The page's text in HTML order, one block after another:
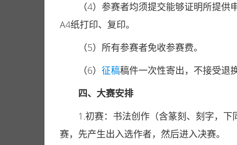
（4）参赛者均须提交能够证明所提
A4纸打印、复印。
（5）所有参赛者免收参赛费。
（6） 征稿稿件一次性寄出，不接受退
四、大赛安排
1.初赛：书法创作（含篆刻、刻字，
赛，先产生出入选作者，然后进入决赛。